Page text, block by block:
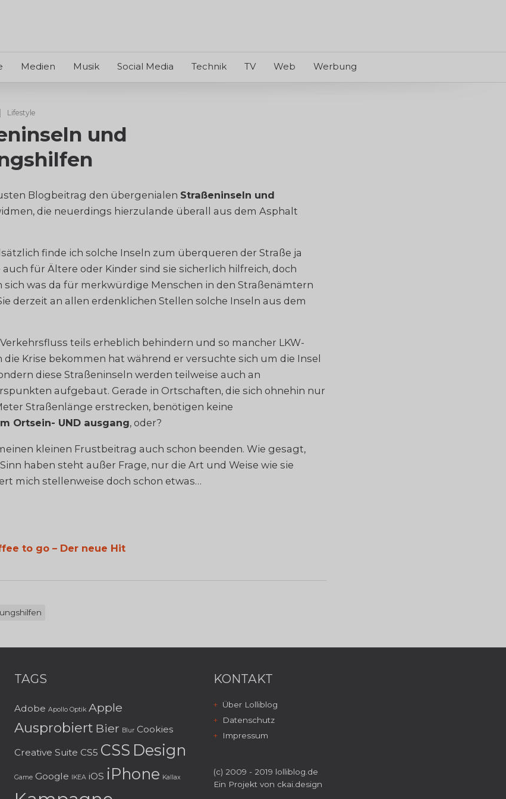
Medien Musik Social Media Technik TV Web Werbung
Lifestyle
und
Blogbeitrag den übergenialen Straßeninseln und
die neuerdings hierzulande überall aus dem Asphalt
finde ich solche Inseln zum überqueren der Straße ja
für Ältere oder Kinder sind sie sicherlich hilfreich, doch
was da für merkwürdige Menschen in den Straßenämtern
derzeit an allen erdenklichen Stellen solche Inseln aus dem
teils erheblich behindern und so mancher LKW-
Krise bekommen hat während er versuchte sich um die Insel
diese Straßeninseln werden teilweise auch an
aufgebaut. Gerade in Ortschaften, die sich ohnehin nur
Straßenlänge erstrecken, benötigen keine
Ortsein- UND ausgang, oder?
kleinen Frustbeitrag auch schon beenden. Wie gesagt,
haben steht außer Frage, nur die Art und Weise wie sie
mich stellenweise doch schon etwas…
to go – Der neue Hit
TAGS
Adobe Apollo Optik Apple
Ausprobiert Bier Blur Cookies
Creative Suite CS5 CSS Design
Game Google IKEA iOS iPhone Kallax
KONTAKT
Über Lolliblog
Datenschutz
Impressum
(c) 2009 - 2019 lolliblog.de
Ein Projekt von ckai.design